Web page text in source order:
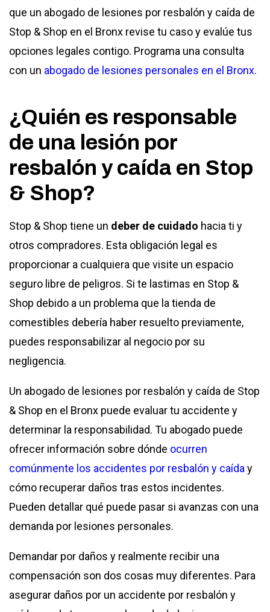
que un abogado de lesiones por resbalón y caída de
Stop & Shop en el Bronx revise tu caso y evalúe tus
opciones legales contigo. Programa una consulta
con un abogado de lesiones personales en el Bronx.
¿Quién es responsable
de una lesión por
resbalón y caída en Stop
& Shop?
Stop & Shop tiene un deber de cuidado hacia ti y
otros compradores. Esta obligación legal es
proporcionar a cualquiera que visite un espacio
seguro libre de peligros. Si te lastimas en Stop &
Shop debido a un problema que la tienda de
comestibles debería haber resuelto previamente,
puedes responsabilizar al negocio por su
negligencia.
Un abogado de lesiones por resbalón y caída de Stop
& Shop en el Bronx puede evaluar tu accidente y
determinar la responsabilidad. Tu abogado puede
ofrecer información sobre dónde ocurren
comúnmente los accidentes por resbalón y caída y
cómo recuperar daños tras estos incidentes.
Pueden detallar qué puede pasar si avanzas con una
demanda por lesiones personales.
Demandar por daños y realmente recibir una
compensación son dos cosas muy diferentes. Para
asegurar daños por un accidente por resbalón y